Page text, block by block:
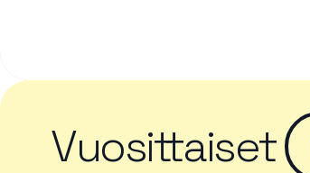
Vuosittaiset